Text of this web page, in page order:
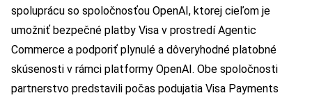
spoluprácu so spoločnosťou OpenAI, ktorej cieľom je
umožniť bezpečné platby Visa v prostredí Agentic
Commerce a podporiť plynulé a dôveryhodné platobné
skúsenosti v rámci platformy OpenAI. Obe spoločnosti
partnerstvo predstavili počas podujatia Visa Payments